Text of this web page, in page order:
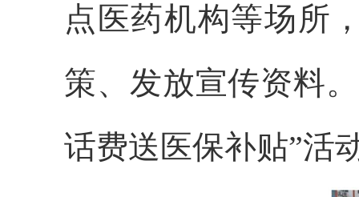
点 医药机构等场所
策、发放宣传资料
话费送医保补贴”活